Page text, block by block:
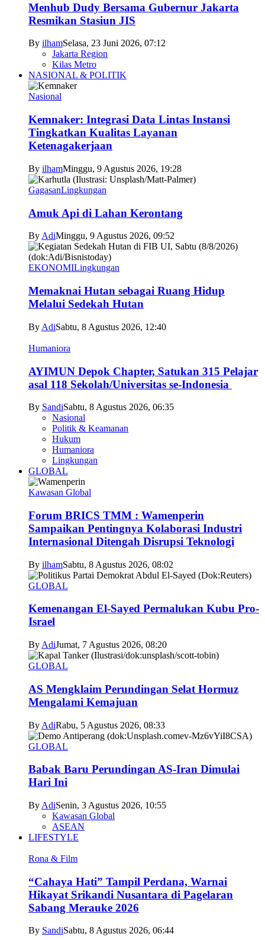
Menhub Dudy Bersama Gubernur Jakarta
Resmikan Stasiun JIS
By ilhamSelasa, 23 Juni 2026, 07:12
Jakarta Region
Kilas Metro
NASIONAL & POLITIK
Nasional
Kemnaker: Integrasi Data Lintas Instansi
Tingkatkan Kualitas Layanan
Ketenagakerjaan
By ilhamMinggu, 9 Agustus 2026, 19:28
GagasanLingkungan
Amuk Api di Lahan Kerontang
By AdiMinggu, 9 Agustus 2026, 09:52
EKONOMILingkungan
Memaknai Hutan sebagai Ruang Hidup
Melalui Sedekah Hutan
By AdiSabtu, 8 Agustus 2026, 12:40
Humaniora
AYIMUN Depok Chapter, Satukan 315 Pelajar
asal 118 Sekolah/Universitas se-Indonesia
By SandiSabtu, 8 Agustus 2026, 06:35
Nasional
Politik & Keamanan
Hukum
Humaniora
Lingkungan
GLOBAL
Kawasan Global
Forum BRICS TMM : Wamenperin
Sampaikan Pentingnya Kolaborasi Industri
Internasional Ditengah Disrupsi Teknologi
By ilhamSabtu, 8 Agustus 2026, 08:02
GLOBAL
Kemenangan El-Sayed Permalukan Kubu Pro-
Israel
By AdiJumat, 7 Agustus 2026, 08:20
GLOBAL
AS Mengklaim Perundingan Selat Hormuz
Mengalami Kemajuan
By AdiRabu, 5 Agustus 2026, 08:33
GLOBAL
Babak Baru Perundingan AS-Iran Dimulai
Hari Ini
By AdiSenin, 3 Agustus 2026, 10:55
Kawasan Global
ASEAN
LIFESTYLE
Rona & Film
“Cahaya Hati” Tampil Perdana, Warnai
Hikayat Srikandi Nusantara di Pagelaran
Sabang Merauke 2026
By SandiSabtu, 8 Agustus 2026, 06:44